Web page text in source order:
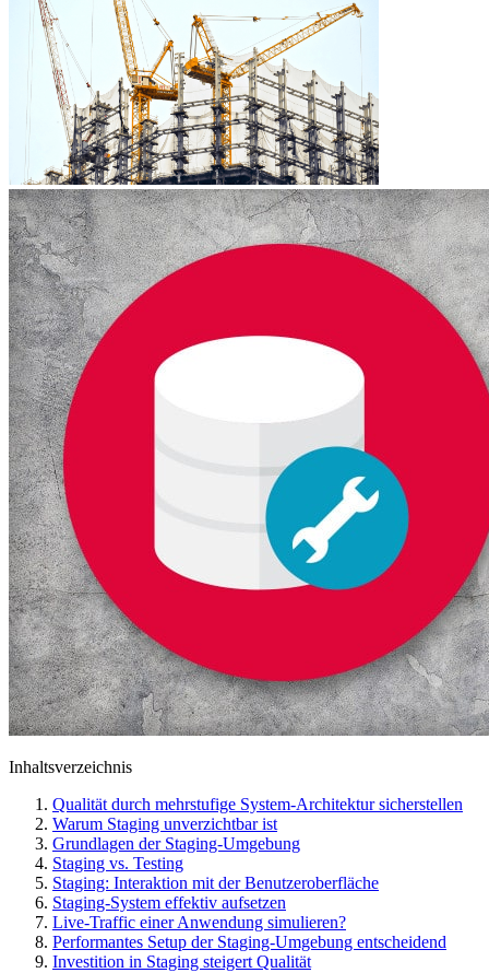
Inhaltsverzeichnis
Qualität durch mehrstufige System-Architektur sicherstellen
Warum Staging unverzichtbar ist
Grundlagen der Staging-Umgebung
Staging vs. Testing
Staging: Interaktion mit der Benutzeroberfläche
Staging-System effektiv aufsetzen
Live-Traffic einer Anwendung simulieren?
Performantes Setup der Staging-Umgebung entscheidend
Investition in Staging steigert Qualität